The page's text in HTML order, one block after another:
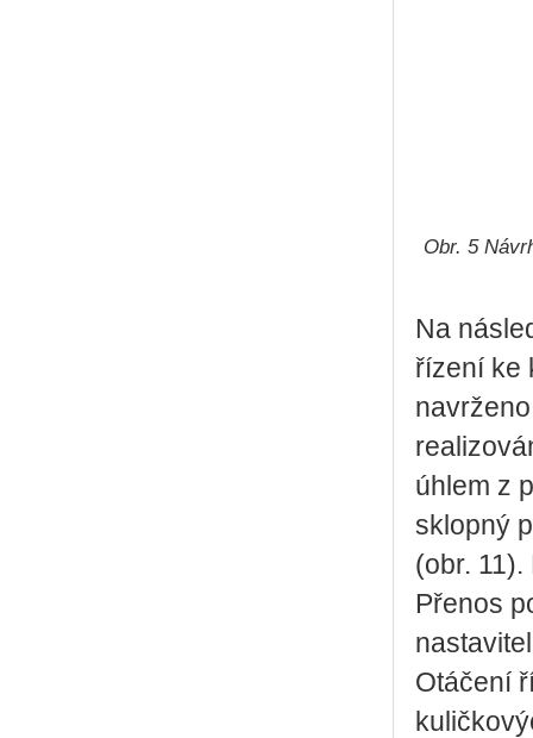
Obr. 5
Na
řízení ke
úhlem z
sklopný
(obr.
Přenos
Otáčení